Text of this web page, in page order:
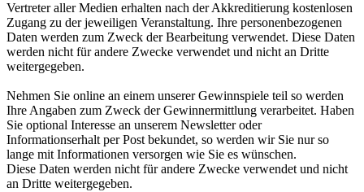
Vertreter aller Medien erhalten nach der Akkreditierung kostenlosen
Zugang zu der jeweiligen Veranstaltung. Ihre personenbezogenen
Daten werden zum Zweck der Bearbeitung verwendet. Diese Daten
werden nicht für andere Zwecke verwendet und nicht an Dritte
weitergegeben.
Nehmen Sie online an einem unserer Gewinnspiele teil so werden
Ihre Angaben zum Zweck der Gewinnermittlung verarbeitet. Haben
Sie optional Interesse an unserem Newsletter oder
Informationserhalt per Post bekundet, so werden wir Sie nur so
lange mit Informationen versorgen wie Sie es wünschen.
Diese Daten werden nicht für andere Zwecke verwendet und nicht
an Dritte weitergegeben.